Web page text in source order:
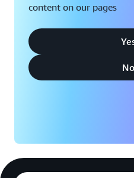
content on our pages
No